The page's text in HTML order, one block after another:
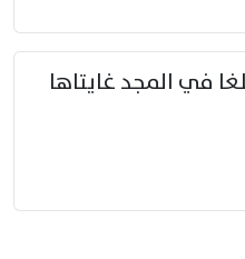
في المجد غايتاها